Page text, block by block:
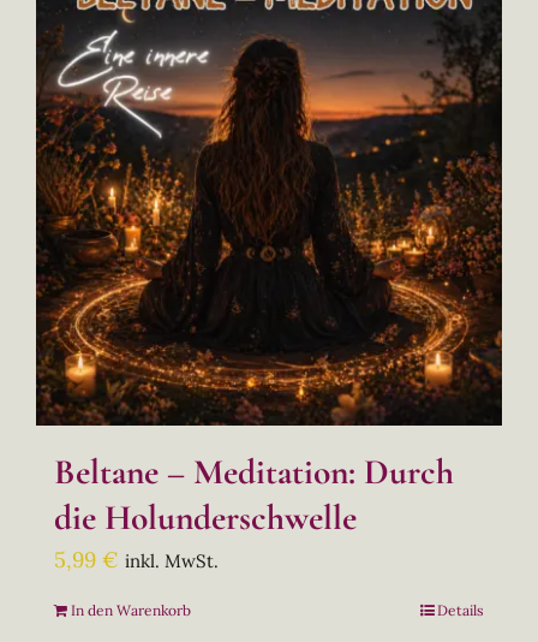
Beltane – Meditation: Durch
die Holunderschwelle
5,99 € inkl. MwSt.
In den Warenkorb Details